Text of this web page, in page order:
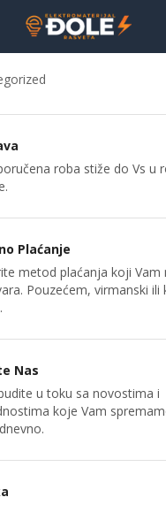
roba stiže do Vs u
Plaćanje
metod plaćanja koji Vam
Pouzećem, virmanski ili
Nas
u toku sa novostima i
koje Vam